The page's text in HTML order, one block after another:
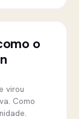
o
virou
Como